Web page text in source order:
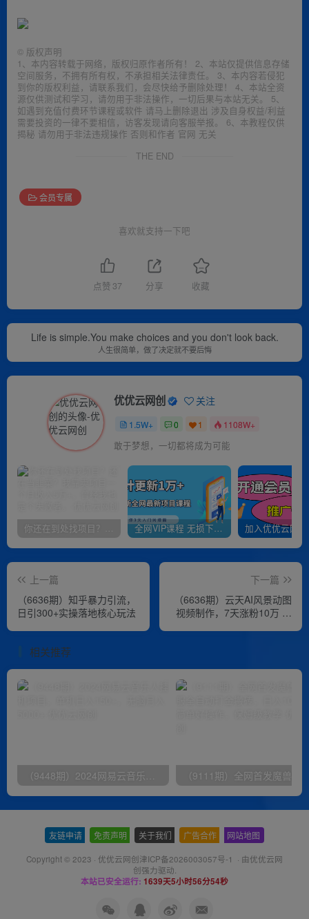
© 版权声明
1、本内容转载于网络，版权归原作者所有！ 2、本站仅提供信息存储
空间服务，不拥有所有权，不承担相关法律责任。 3、本内容若侵犯
到你的版权利益，请联系我们，会尽快给予删除处理！ 4、本站全资
源仅供测试和学习，请勿用于非法操作，一切后果与本站无关。 5、
如遇到充值付费环节课程或软件 请马上删除退出 涉及自身权益/利益
需要投资的一律不要相信，访客发现请向客服举报。 6、本教程仅供
揭秘 请勿用于非法违规操作 否则和作者 官网 无关
THE END
会员专属
喜欢就支持一下吧
点赞 37 分享 收藏
Life is simple.You make choices and you don't look back.
人生很简单，做了决定就不要后悔
优优云网创 关注
1.5W+ 0 1 1108W+
敢于梦想，一切都将成为可能
你还在到处找项目？还在当韭菜？我靠卖项目一个月收入5万+，曾经我也是个失败者。 全网VIP课程 无损下载~
上一篇
（6636期）知乎暴力引流，
日引300+实操落地核心玩法
下一篇
（6636期）云天AI风景动图
视频制作，7天涨粉10万 ，
相关推荐
（9448期）2024网易云音乐人挂机项目，单机日入150+，无脑月入5000+
友链申请 免责声明 关于我们 广告合作 网站地图
Copyright © 2023 · 优优云网创津ICP备2026003057号-1 · 由优优云网
创强力驱动.
本站已安全运行: 1639天5小时56分55秒